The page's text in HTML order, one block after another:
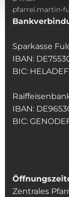
pfarrei.martin-
Sparkasse
IBAN:
BIC:
IBAN:
BIC:
Zentrales